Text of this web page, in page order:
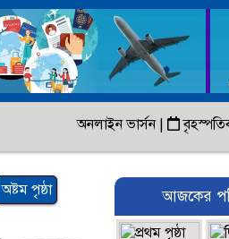
অনলাইন ভার্সন |
অষ্টম পৃষ্ঠা আজকের